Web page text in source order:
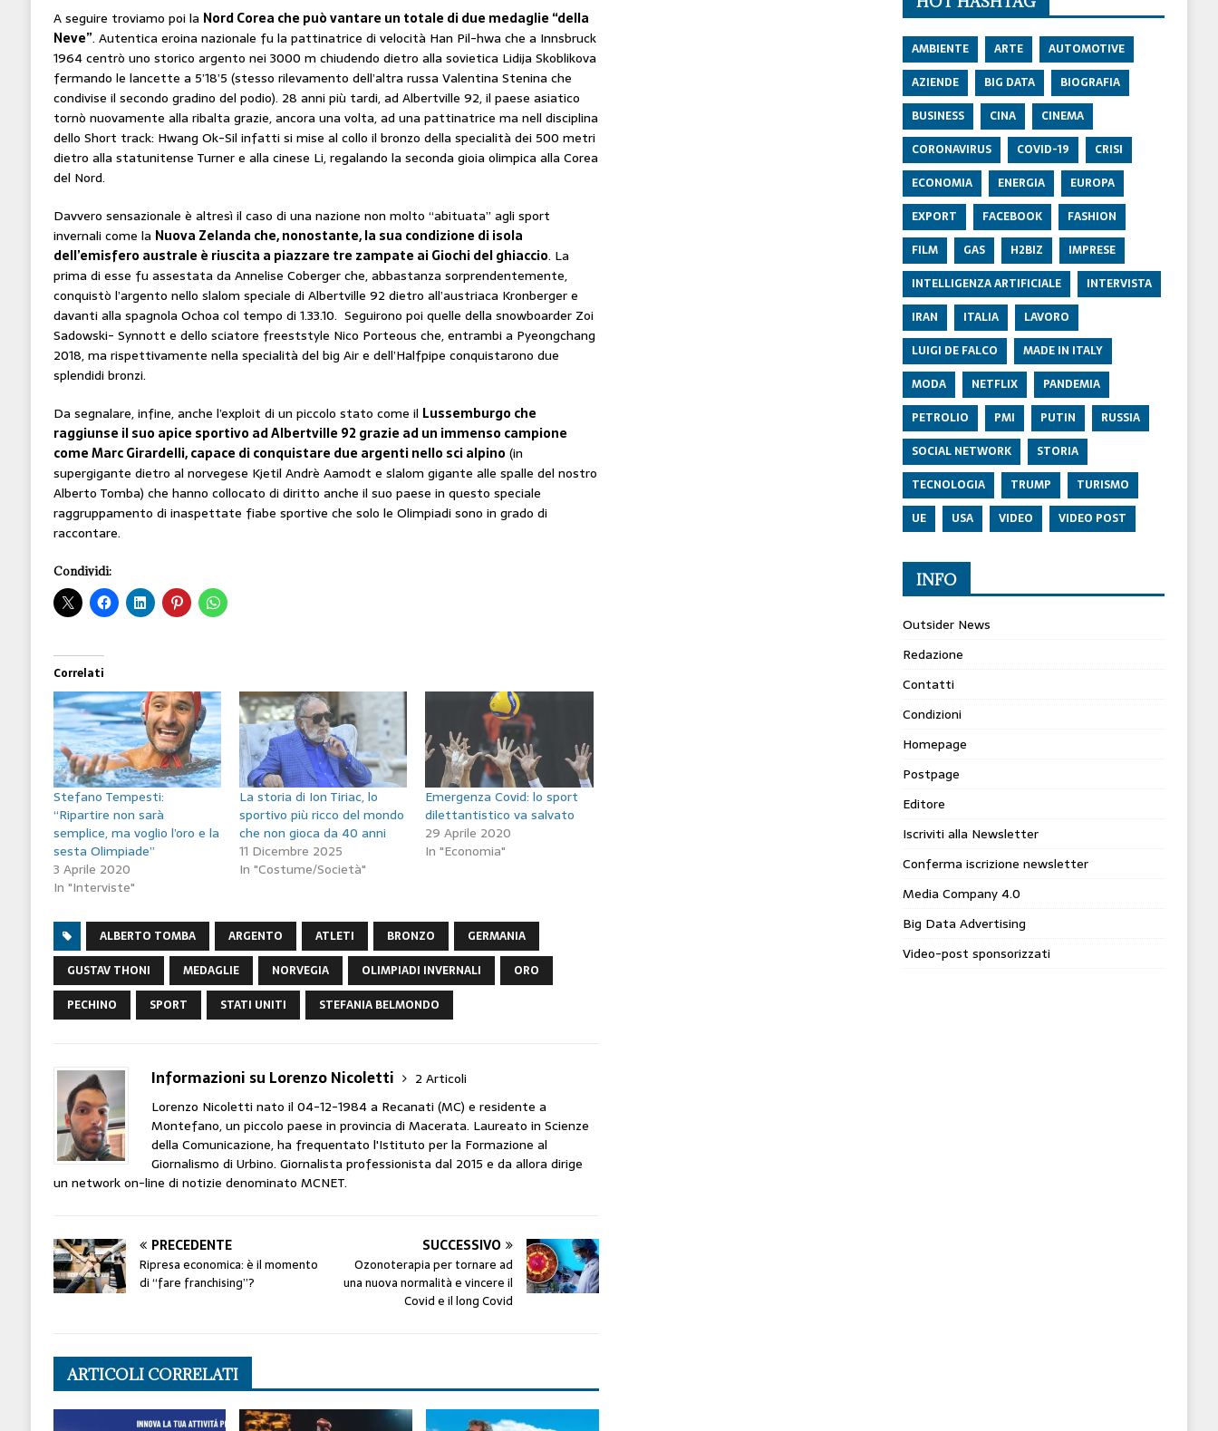
A seguire troviamo poi la Nord Corea che può vantare un totale di due medaglie “della
Neve”. Autentica eroina nazionale fu la pattinatrice di velocità Han Pil-hwa che a Innsbruck
1964 centrò uno storico argento nei 3000 m chiudendo dietro alla sovietica Lidija Skoblikova
fermando le lancette a 5’18’5 (stesso rilevamento dell’altra russa Valentina Stenina che
condivise il secondo gradino del podio). 28 anni più tardi, ad Albertville 92, il paese asiatico
tornò nuovamente alla ribalta grazie, ancora una volta, ad una pattinatrice ma nell disciplina
dello Short track: Hwang Ok-Sil infatti si mise al collo il bronzo della specialità dei 500 metri
dietro alla statunitense Turner e alla cinese Li, regalando la seconda gioia olimpica alla Corea
del Nord.
Davvero sensazionale è altresì il caso di una nazione non molto “abituata” agli sport
invernali come la Nuova Zelanda che, nonostante, la sua condizione di isola
dell’emisfero australe è riuscita a piazzare tre zampate ai Giochi del ghiaccio. La
prima di esse fu assestata da Annelise Coberger che, abbastanza sorprendentemente,
conquistò l’argento nello slalom speciale di Albertville 92 dietro all’austriaca Kronberger e
davanti alla spagnola Ochoa col tempo di 1.33.10. Seguirono poi quelle della snowboarder Zoi
Sadowski- Synnott e dello sciatore freeststyle Nico Porteous che, entrambi a Pyeongchang
2018, ma rispettivamente nella specialità del big Air e dell’Halfpipe conquistarono due
splendidi bronzi.
Da segnalare, infine, anche l’exploit di un piccolo stato come il Lussemburgo che
raggiunse il suo apice sportivo ad Albertville 92 grazie ad un immenso campione
come Marc Girardelli, capace di conquistare due argenti nello sci alpino (in
supergigante dietro al norvegese Kjetil Andrè Aamodt e slalom gigante alle spalle del nostro
Alberto Tomba) che hanno collocato di diritto anche il suo paese in questo speciale
raggruppamento di inaspettate fiabe sportive che solo le Olimpiadi sono in grado di
raccontare.
Condividi:
Correlati
Stefano Tempesti:
“Ripartire non sarà
semplice, ma voglio l’oro e la
sesta Olimpiade”
3 Aprile 2020
In "Interviste"
La storia di Ion Tiriac, lo
sportivo più ricco del mondo
che non gioca da 40 anni
11 Dicembre 2025
In "Costume/Società"
Emergenza Covid: lo sport
dilettantistico va salvato
29 Aprile 2020
In "Economia"
ALBERTO TOMBA ARGENTO ATLETI BRONZO
GERMANIA
GUSTAV THONI
MEDAGLIE NORVEGIA OLIMPIADI INVERNALI
ORO
PECHINO
SPORT STATI UNITI STEFANIA BELMONDO
Informazioni su Lorenzo Nicoletti
2 Articoli
Lorenzo Nicoletti nato il 04-12-1984 a Recanati (MC) e residente a
Montefano, un piccolo paese in provincia di Macerata. Laureato in Scienze
della Comunicazione, ha frequentato l'Istituto per la Formazione al
Giornalismo di Urbino. Giornalista professionista dal 2015 e da allora dirige
un network on-line di notizie denominato MCNET.
PRECEDENTE
Ripresa economica: è il momento
di “fare franchising”?
SUCCESSIVO
Ozonoterapia per tornare ad
una nuova normalità e vincere il
Covid e il long Covid
ARTICOLI CORRELATI
AMBIENTE ARTE
AUTOMOTIVE
AZIENDE
BIG DATA
BIOGRAFIA
BUSINESS
CINA
CINEMA
CORONAVIRUS
COVID-19
CRISI
ECONOMIA
ENERGIA
EUROPA
EXPORT
FACEBOOK
FASHION
FILM
GAS H2BIZ
IMPRESE
INTELLIGENZA ARTIFICIALE
INTERVISTA
IRAN
ITALIA
LAVORO
LUIGI DE FALCO
MADE IN ITALY
MODA
NETFLIX
PANDEMIA
PETROLIO
PMI PUTIN
RUSSIA
SOCIAL NETWORK
STORIA
TECNOLOGIA
TRUMP
TURISMO
UE
USA VIDEO VIDEO POST
INFO
Outsider News
Redazione
Contatti
Condizioni
Homepage
Postpage
Editore
Iscriviti alla Newsletter
Conferma iscrizione newsletter
Media Company 4.0
Big Data Advertising
Video-post sponsorizzati